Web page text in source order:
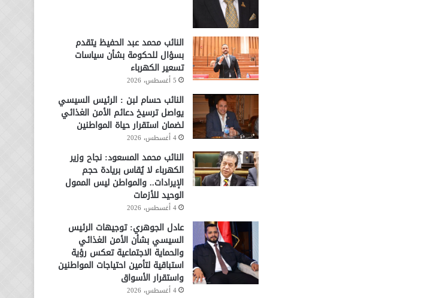
النائب محمد عبد الحفيظ يتقدم
بسؤال للحكومة بشأن سياسات
تسعير الكهرباء
5 أغسطس، 2026
النائب حسام لبن : الرئيس السيسي
يواصل ترسيخ دعائم الأمن الغذائي
لضمان استقرار حياة المواطنين
4 أغسطس، 2026
النائب محمد المسعود: نجاح وزير
الكهرباء لا يُقاس بريادة حجم
الإيرادات.. والمواطن ليس الممول
الوحيد للأزمات
4 أغسطس، 2026
عادل الجوهري: توجيهات الرئيس
السيسي بشأن الأمن الغذائي
والحماية الاجتماعية تعكس رؤية
استباقية لتأمين احتياجات المواطنين
واستقرار الأسواق
4 أغسطس، 2026